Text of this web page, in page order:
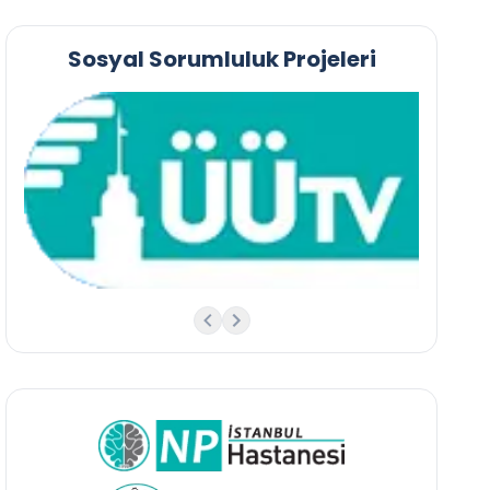
Sosyal Sorumluluk Projeleri